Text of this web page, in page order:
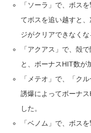
「ソーラ」で、ボス
てボスを追い越すと
ジがクリアできなくな
「アクアス」で、殻
と、ボーナスHIT数が
「メテオ」で、「ク
誘爆によってボーナ
した。
「ベノム」で、ボス